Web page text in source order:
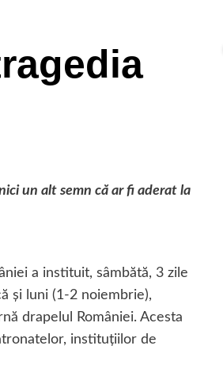
un alt semn că ar fi aderat la
a instituit, sâmbătă, 3 zile
şi luni (1-2 noiembrie),
drapelul României. Acesta
instituţiilor de